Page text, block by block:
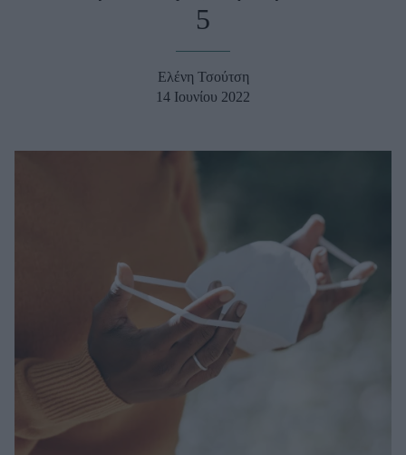
Υγεία + Διατροφή
Woman Power
Working Girl
5
Ελένη Τσούτση
14 Ιουνίου 2022